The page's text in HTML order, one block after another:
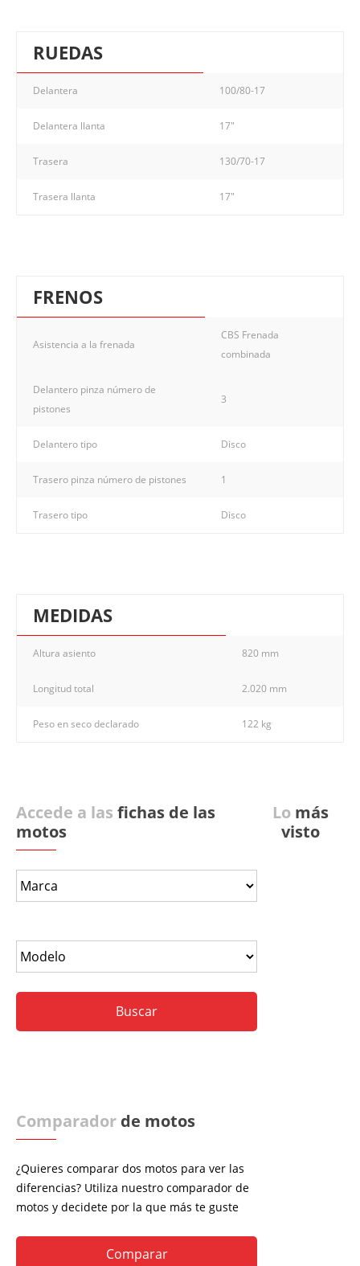
RUEDAS
Delantera 100/80-17
Delantera llanta 17"
Trasera 130/70-17
Trasera llanta 17"
FRENOS
Asistencia a la frenada
CBS Frenada
combinada
Delantero pinza número de
pistones
3
Delantero tipo Disco
Trasero pinza número de pistones 1
Trasero tipo Disco
MEDIDAS
Altura asiento 820 mm
Longitud total 2.020 mm
Peso en seco declarado 122 kg
Accede a las fichas de las
motos
Comparador de motos
¿Quieres comparar dos motos para ver las
diferencias? Utiliza nuestro comparador de
motos y decidete por la que más te guste
Comparar
Lo más
visto